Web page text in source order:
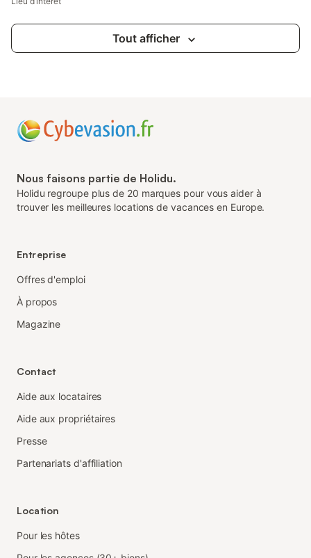
Tout afficher
Nous faisons partie de Holidu.
Holidu regroupe plus de 20 marques pour vous aider à
trouver les meilleures locations de vacances en Europe.
Entreprise
Offres d'emploi
À propos
Magazine
Contact
Aide aux locataires
Aide aux propriétaires
Presse
Partenariats d'affiliation
Location
Pour les hôtes